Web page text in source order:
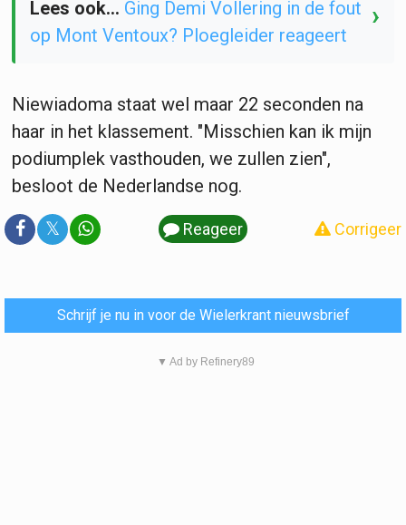
Lees ook... Ging Demi Vollering in de fout
op Mont Ventoux? Ploegleider reageert
›
Niewiadoma staat wel maar 22 seconden na
haar in het klassement. "Misschien kan ik mijn
podiumplek vasthouden, we zullen zien",
besloot de Nederlandse nog.
𝕏 Reageer Corrigeer
Schrijf je nu in voor de Wielerkrant nieuwsbrief
▼ Ad by Refinery89